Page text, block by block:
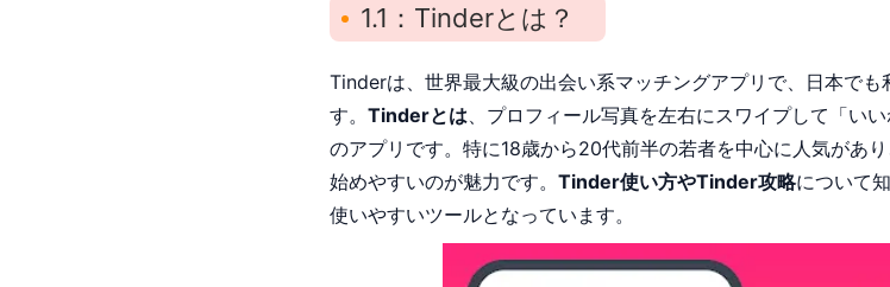
1.1：Tinderとは？
Tinderは、世界最大級の出会い系マッチングアプリで、日本で
す。 Tinderとは 、プロフィール写真を左右にスワイプして「い
のアプリです。特に18歳から20代前半の若者を中心に人気があ
始めやすいのが魅力です。 Tinder使い方やTinder攻略について
使いやすいツールとなっています。